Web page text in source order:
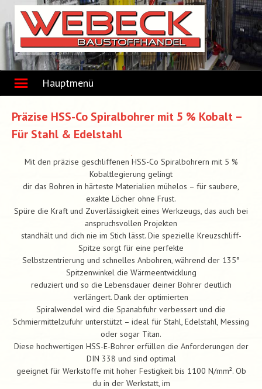
content
Hauptmenü
Präzise HSS-Co Spiralbohrer mit 5 % Kobalt –
Für Stahl & Edelstahl
Mit den präzise geschliffenen HSS-Co Spiralbohrern mit 5 %
Kobaltlegierung gelingt
dir das Bohren in härteste Materialien mühelos – für saubere,
exakte Löcher ohne Frust.
Spüre die Kraft und Zuverlässigkeit eines Werkzeugs, das auch bei
anspruchsvollen Projekten
standhält und dich nie im Stich lässt. Die spezielle Kreuzschliff-
Spitze sorgt für eine perfekte
Selbstzentrierung und schnelles Anbohren, während der 135°
Spitzenwinkel die Wärmeentwicklung
reduziert und so die Lebensdauer deiner Bohrer deutlich
verlängert. Dank der optimierten
Spiralwendel wird die Spanabfuhr verbessert und die
Schmiermittelzufuhr unterstützt – ideal für Stahl, Edelstahl, Messing
oder sogar Titan.
Diese hochwertigen HSS-E-Bohrer erfüllen die Anforderungen der
DIN 338 und sind optimal
geeignet für Werkstoffe mit hoher Festigkeit bis 1100 N/mm². Ob
du in der Werkstatt, im